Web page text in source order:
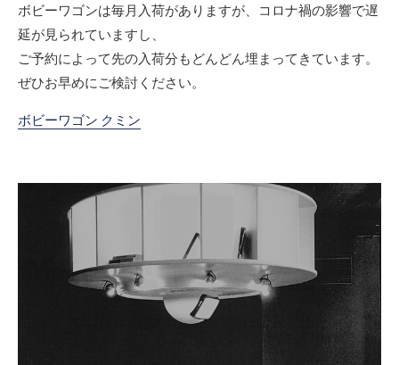
ボビーワゴンは毎月入荷がありますが、コロナ禍の影響で遅
延が見られていますし、
ご予約によって先の入荷分もどんどん埋まってきています。
ぜひお早めにご検討ください。
ボビーワゴン クミン